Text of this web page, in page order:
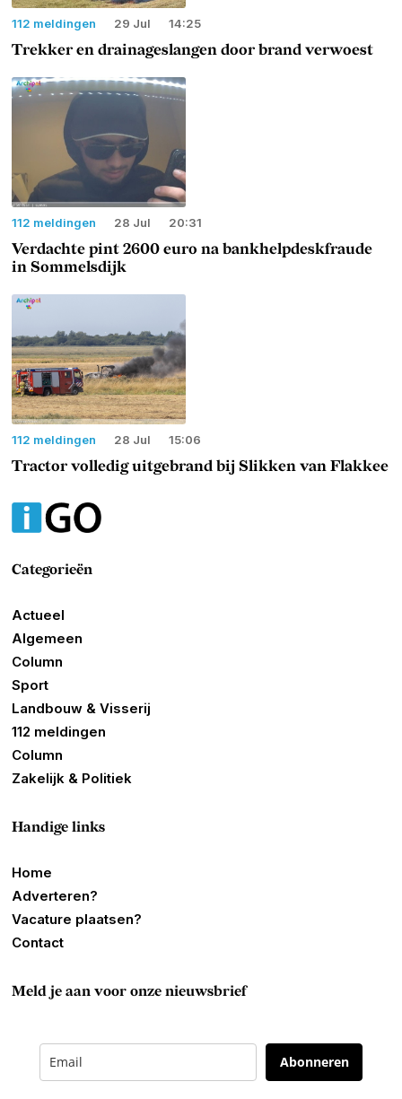
112 meldingen 29 Jul 14:25
Trekker en drainageslangen door brand verwoest
112 meldingen 28 Jul 20:31
Verdachte pint 2600 euro na bankhelpdeskfraude
in Sommelsdijk
112 meldingen 28 Jul 15:06
Tractor volledig uitgebrand bij Slikken van Flakkee
Categorieën
Actueel
Algemeen
Column
Sport
Landbouw & Visserij
112 meldingen
Column
Zakelijk & Politiek
Handige links
Home
Adverteren?
Vacature plaatsen?
Contact
Meld je aan voor onze nieuwsbrief
Abonneren